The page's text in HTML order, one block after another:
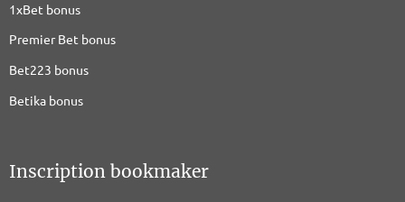
1xBet bonus
Premier Bet bonus
Bet223 bonus
Betika bonus
Inscription bookmaker